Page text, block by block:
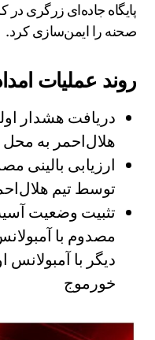
پایگاه جاده‌ای زرگری
صحنه را ایمن‌سازی کرد.
روند عملیات
دریافت هشدار
هلال‌احمر به محل
ارزیابی بالینی
توسط تیم
تثبیت وضعیت
مصدوم با
دیگر با آمبولانس
خورموج